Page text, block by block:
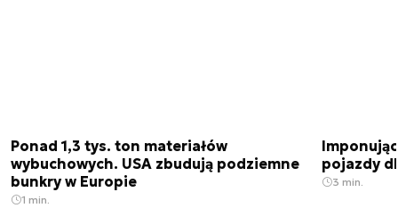
Ponad 1,3 tys. ton materiałów
wybuchowych. USA zbudują podziemne
bunkry w Europie
1 min.
pojazdy
3 min.